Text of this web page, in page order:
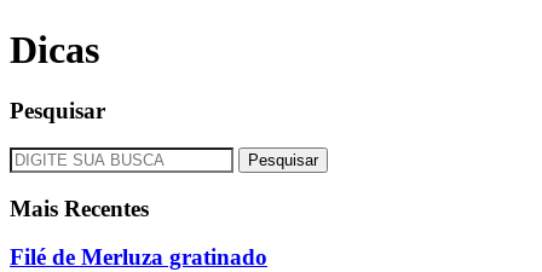
Dicas
Pesquisar
Pesquisar
Mais Recentes
Filé de Merluza gratinado